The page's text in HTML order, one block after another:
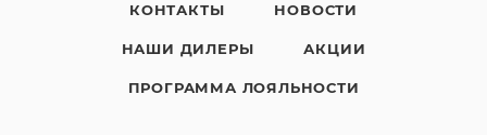
КОНТАКТЫ НОВОСТИ
НАШИ ДИЛЕРЫ АКЦИИ
ПРОГРАММА ЛОЯЛЬНОСТИ